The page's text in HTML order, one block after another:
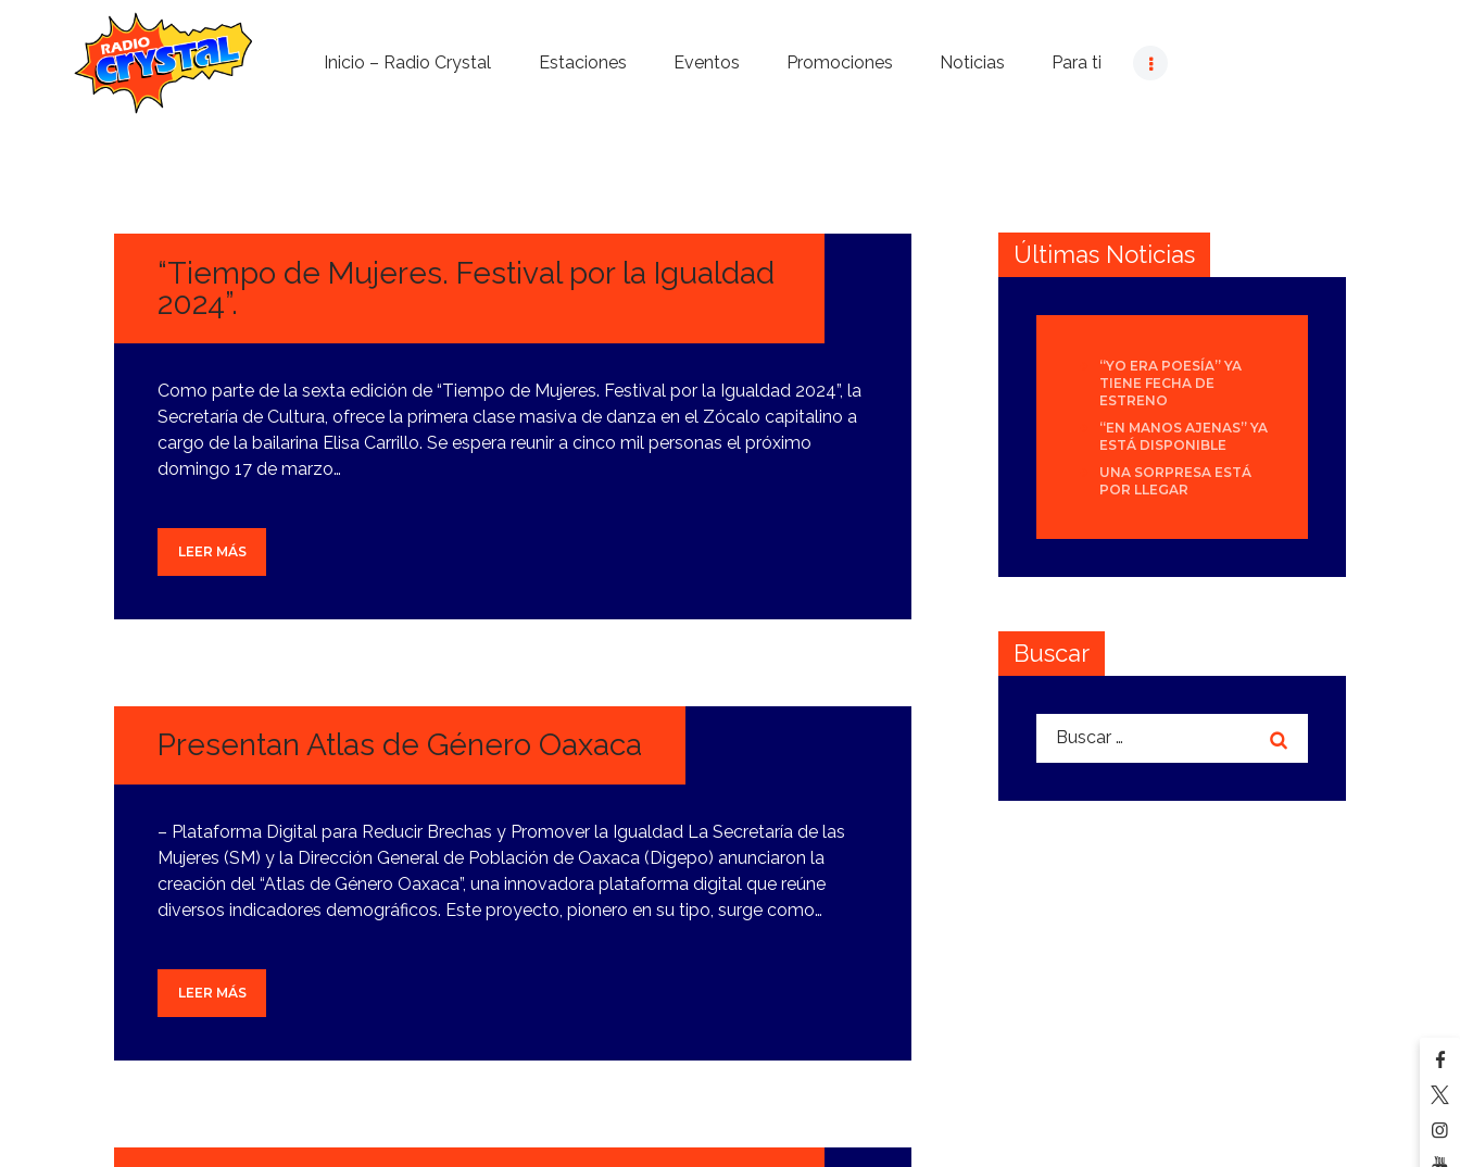
Inicio – Radio Crystal Estaciones Eventos Promociones Noticias Para ti
Noticias
Contacto
“Tiempo de Mujeres. Festival por la Igualdad
2024”.
Como parte de la sexta edición de “Tiempo de Mujeres. Festival por la Igualdad 2024”, la
Secretaría de Cultura, ofrece la primera clase masiva de danza en el Zócalo capitalino a
cargo de la bailarina Elisa Carrillo. Se espera reunir a cinco mil personas el próximo
domingo 17 de marzo…
LEER MÁS
Presentan Atlas de Género Oaxaca
– Plataforma Digital para Reducir Brechas y Promover la Igualdad La Secretaría de las
Mujeres (SM) y la Dirección General de Población de Oaxaca (Digepo) anunciaron la
creación del “Atlas de Género Oaxaca”, una innovadora plataforma digital que reúne
diversos indicadores demográficos. Este proyecto, pionero en su tipo, surge como…
LEER MÁS
Últimas Noticias
“YO ERA POESÍA” YA
TIENE FECHA DE
ESTRENO
“EN MANOS AJENAS” YA
ESTÁ DISPONIBLE
UNA SORPRESA ESTÁ
POR LLEGAR
Buscar
Buscar: